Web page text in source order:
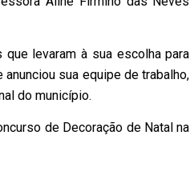
levaram à sua escolha para
sua equipe de trabalho,
do município.
de Decoração de Natal na